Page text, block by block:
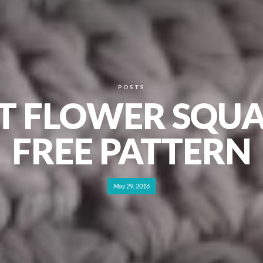
POSTS
FLOWER
FREE PATTERN
May 29, 2016